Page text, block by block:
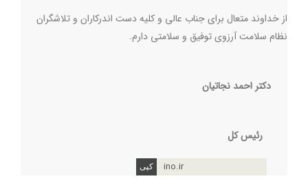
از خداوند متعال برای جناب عالی و کلیه دست اندرکاران و تلاشگران
نظام سلامت آرزوی توفیق و سلامتی دارم.
دکتر احمد نجاتیان
رئیس کل
ino.ir